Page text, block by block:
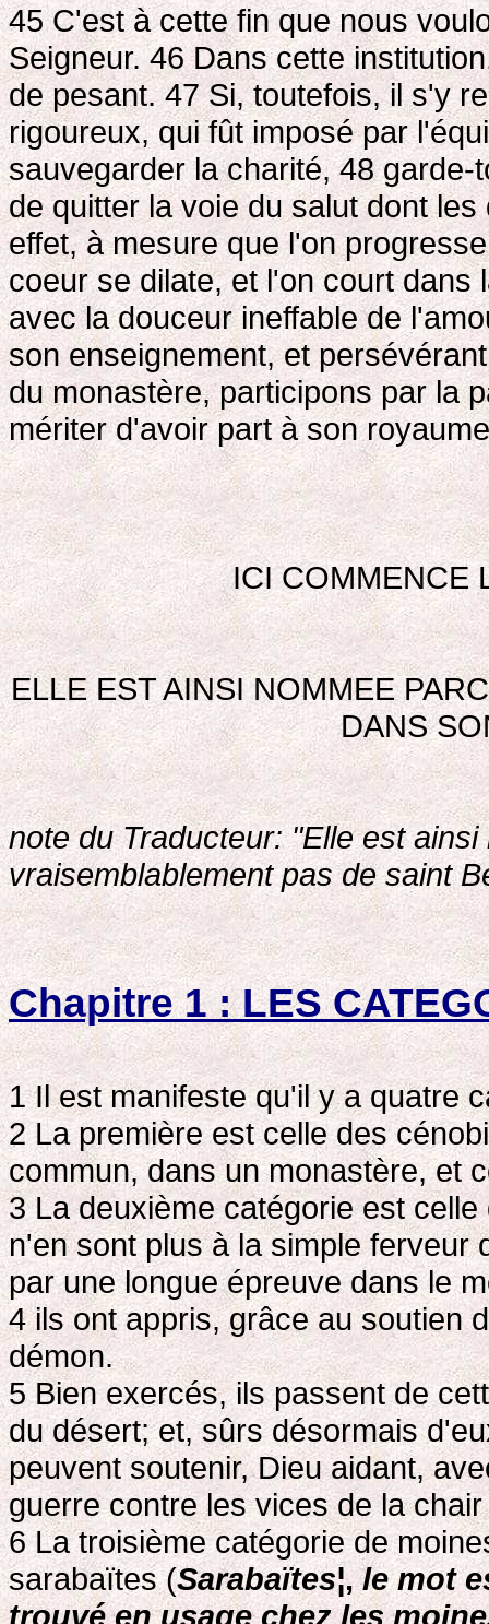
45 C'est à cette fin que nous
Seigneur. 46 Dans cette
de pesant. 47 Si, toutefois, il s'y
rigoureux, qui fût imposé par
sauvegarder la charité, 48
de quitter la voie du salut dont
effet, à mesure que l'on
coeur se dilate, et l'on court dans
avec la douceur ineffable de
son enseignement, et
du monastère, participons par la
mériter d'avoir part à son
ICI COMMENCE
ELLE EST AINSI NOMMEE
DANS
note du Traducteur: "Elle est
vraisemblablement pas de saint
Chapitre 1 : LES
1 Il est manifeste qu'il y a quatre
2 La première est celle des
commun, dans un monastère, et
3 La deuxième catégorie est
n'en sont plus à la simple ferveur
par une longue épreuve dans le
4 ils ont appris, grâce au soutien
démon.
5 Bien exercés, ils passent de
du désert; et, sûrs désormais
peuvent soutenir, Dieu aidant,
guerre contre les vices de la
6 La troisième catégorie de
sarabaïtes (Sarabaïtes¦,le mot
trouvé en usage chez les